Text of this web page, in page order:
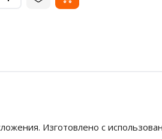
Изготовлено с